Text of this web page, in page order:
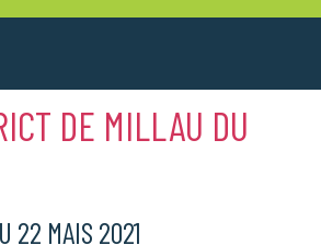
DE MILLAU DU
22 MAIS 2021